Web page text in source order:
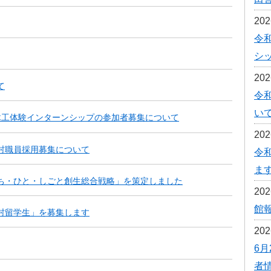
食育
体験インターンシップの参加者募集について
員採用募集について
・ひと・しごと創生総合戦略」を策定しました
留学生」を募集します
令
シ
令
い
令
ま
館
6月
者